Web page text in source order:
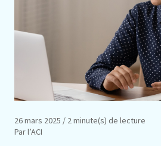
26 mars 2025 / 2 minute(s) de lecture
Par l’ACI